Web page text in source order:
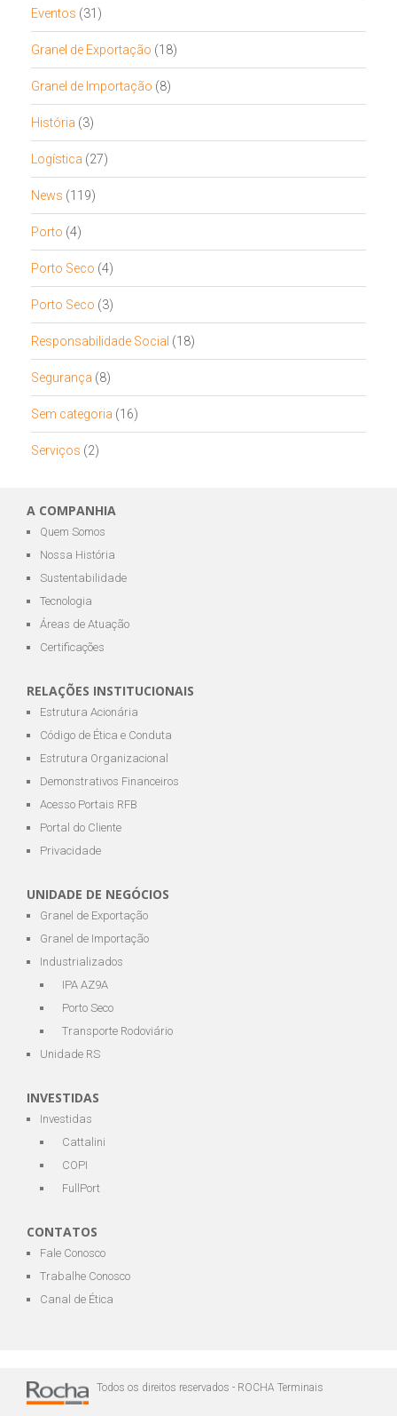
Eventos (31)
Granel de Exportação (18)
Granel de Importação (8)
História (3)
Logística (27)
News (119)
Porto (4)
Porto Seco (4)
Porto Seco (3)
Responsabilidade Social (18)
Segurança (8)
Sem categoria (16)
Serviços (2)
A COMPANHIA
Quem Somos
Nossa História
Sustentabilidade
Tecnologia
Áreas de Atuação
Certificações
RELAÇÕES INSTITUCIONAIS
Estrutura Acionária
Código de Ética e Conduta
Estrutura Organizacional
Demonstrativos Financeiros
Acesso Portais RFB
Portal do Cliente
Privacidade
UNIDADE DE NEGÓCIOS
Granel de Exportação
Granel de Importação
Industrializados
IPA AZ9A
Porto Seco
Transporte Rodoviário
Unidade RS
INVESTIDAS
Investidas
Cattalini
COPI
FullPort
CONTATOS
Fale Conosco
Trabalhe Conosco
Canal de Ética
Todos os direitos reservados - ROCHA Terminais